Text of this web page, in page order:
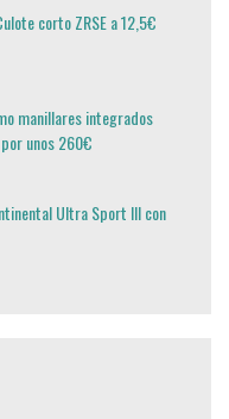
corto ZRSE a 12,5€
manillares integrados
por unos 260€
Ultra Sport III con